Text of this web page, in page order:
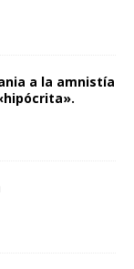
a la amnistía